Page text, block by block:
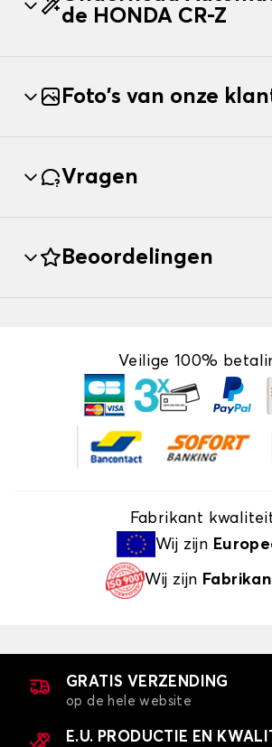
de HONDA CR-Z
Foto's van onze
Vragen
Beoordelingen
Veilige 100%
Fabrikant
Wij zijn
Wij zijn
GRATIS VERZENDING
op de hele website
E.U. PRODUCTIE EN